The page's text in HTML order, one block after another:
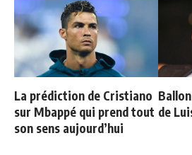
La prédiction de Cristiano
sur Mbappé qui prend tout
son sens aujourd’hui
de